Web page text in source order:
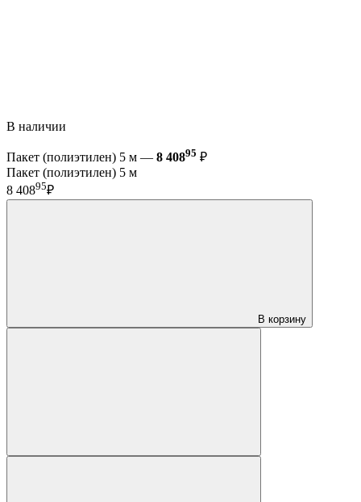
В наличии
Пакет (полиэтилен) 5 м — 8 40895 ₽
Пакет (полиэтилен) 5 м
8 40895₽
В корзину